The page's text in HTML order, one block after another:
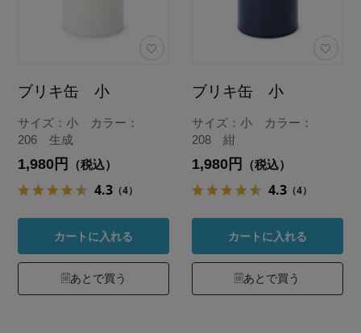
ブリキ缶 小
サイズ：小 カラー：
206 生成
1,980円 （税込）
4.3 （4）
カートに入れる
あとで買う
ブリキ缶 小
サイズ：小 カラー：
208 紺
1,980円 （税込）
4.3 （4）
カートに入れる
あとで買う